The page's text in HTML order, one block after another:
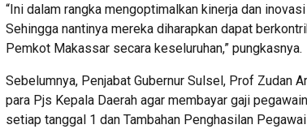
“Ini dalam rangka mengoptimalkan kinerja dan
Sehingga nantinya mereka diharapkan dapat
Pemkot Makassar secara keseluruhan,” pungkasnya.
Sebelumnya, Penjabat Gubernur Sulsel, Prof Zudan
para Pjs Kepala Daerah agar membayar gaji
setiap tanggal 1 dan Tambahan Penghasilan